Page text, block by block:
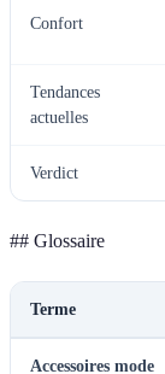
Confort
Tendances
actuelles
Verdict
## Glossaire
Terme
Accessoires mode